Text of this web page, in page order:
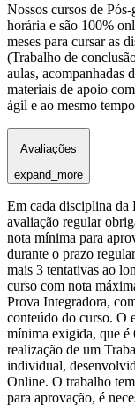
Nossos cursos de
horária e são 100%
meses para cursar as
(Trabalho de
aulas, acompanhadas
materiais de apoio
ágil e ao mesmo
Avaliações
expand_more
Em cada disciplina da
avaliação regular
nota mínima para
durante o prazo
mais 3 tentativas ao
curso com nota
Prova Integradora,
conteúdo do curso. O
mínima exigida, que é
realização de um
individual,
Online. O trabalho
para aprovação, é